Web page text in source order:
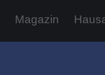
Magazin